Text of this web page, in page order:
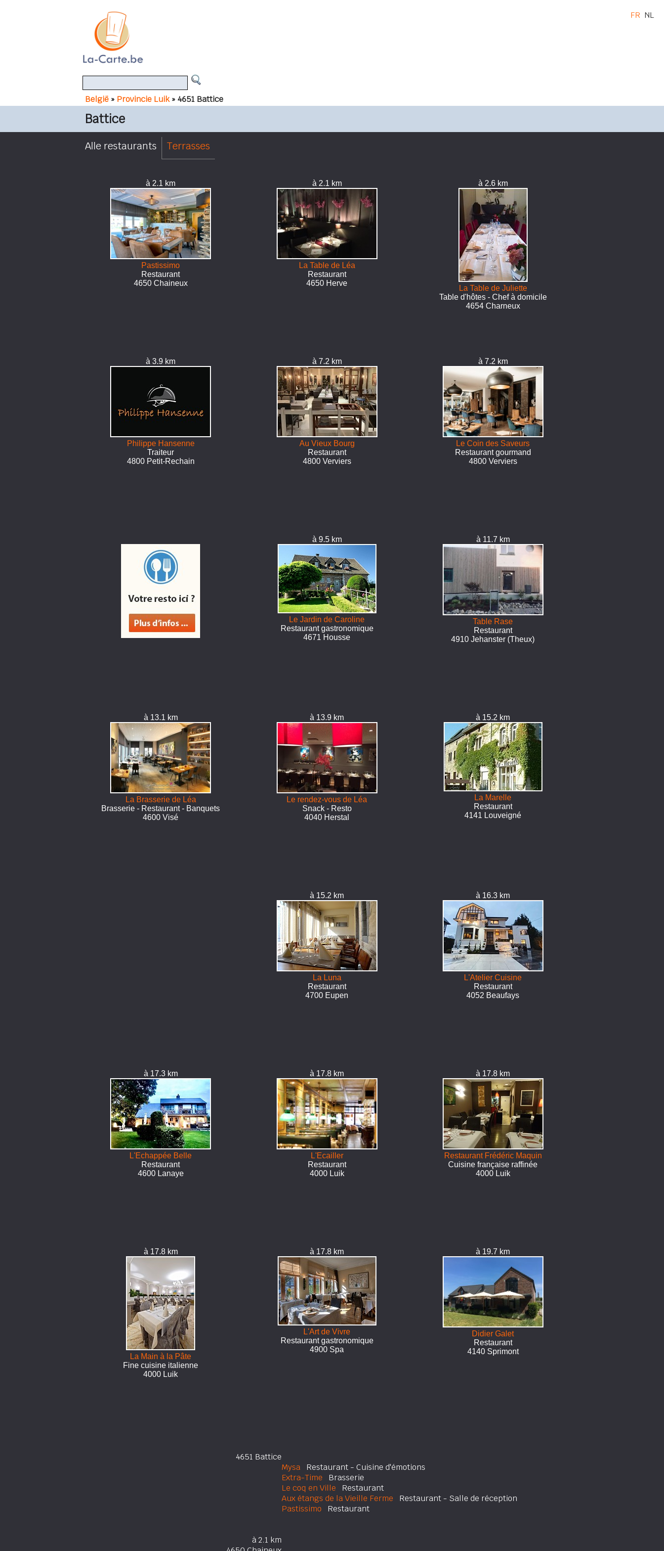
België » Provincie Luik» 4651 Battice
FR NL
Battice
Alle restaurants Terrasses
à 2.1 km
Pastissimo
Restaurant
4650 Chaineux
à 2.1 km
La Table de Léa
Restaurant
4650 Herve
à 2.6 km
La Table de Juliette
Table d'hôtes - Chef à domicile
4654 Charneux
à 3.9 km
Philippe Hansenne
Traiteur
4800 Petit-Rechain
à 7.2 km
Au Vieux Bourg
Restaurant
4800 Verviers
à 7.2 km
Le Coin des Saveurs
Restaurant gourmand
4800 Verviers
à 9.5 km
Le Jardin de Caroline
Restaurant gastronomique
4671 Housse
à 11.7 km
Table Rase
Restaurant
4910 Jehanster (Theux)
à 13.1 km
La Brasserie de Léa
Brasserie - Restaurant - Banquets
4600 Visé
à 13.9 km
Le rendez-vous de Léa
Snack - Resto
4040 Herstal
à 15.2 km
La Marelle
Restaurant
4141 Louveigné
à 15.2 km
La Luna
Restaurant
4700 Eupen
à 16.3 km
L'Atelier Cuisine
Restaurant
4052 Beaufays
à 17.3 km
L'Echappée Belle
Restaurant
4600 Lanaye
à 17.8 km
L'Ecailler
Restaurant
4000 Luik
à 17.8 km
Restaurant Frédéric Maquin
Cuisine française raffinée
4000 Luik
à 17.8 km
La Main à la Pâte
Fine cuisine italienne
4000 Luik
à 17.8 km
L'Art de Vivre
Restaurant gastronomique
4900 Spa
à 19.7 km
Didier Galet
Restaurant
4140 Sprimont
4651 Battice
Mysa Restaurant - Cuisine d'émotions
Extra-Time Brasserie
Le coq en Ville Restaurant
Aux étangs de la Vieille Ferme Restaurant - Salle de réception
Pastissimo Restaurant
à 2.1 km